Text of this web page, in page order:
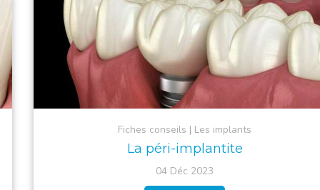
Fiches conseils Les implants
La péri-implantite
04 Déc 2023